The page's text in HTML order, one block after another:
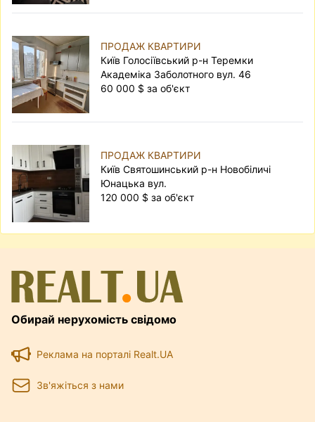
ПРОДАЖ КВАРТИРИ
Київ Голосіївський р-н Теремки
Академіка Заболотного вул. 46
60 000 $ за об'єкт
ПРОДАЖ КВАРТИРИ
Київ Святошинський р-н Новобіличі
Юнацька вул.
120 000 $ за об'єкт
Обирай нерухомість свідомо
Реклама на порталі Realt.UA
Зв'яжіться з нами